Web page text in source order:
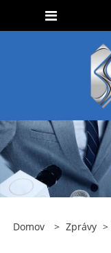
Domov > Zprávy >